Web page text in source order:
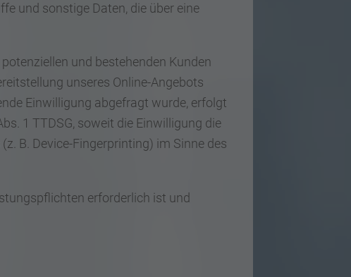
und sonstige Daten, die über eine
und bestehenden Kunden
unseres Online-Angebots
Einwilligung abgefragt wurde, erfolgt
1 TTDSG, soweit die Einwilligung die
B. Device-Fingerprinting) im Sinne des
erforderlich ist und